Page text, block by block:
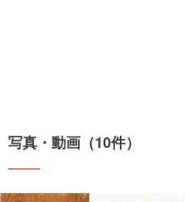
写真・動画（10件）